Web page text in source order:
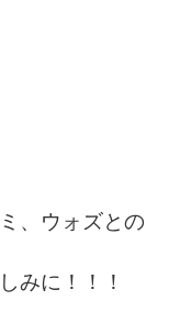
、ウォズとの
みに！！！